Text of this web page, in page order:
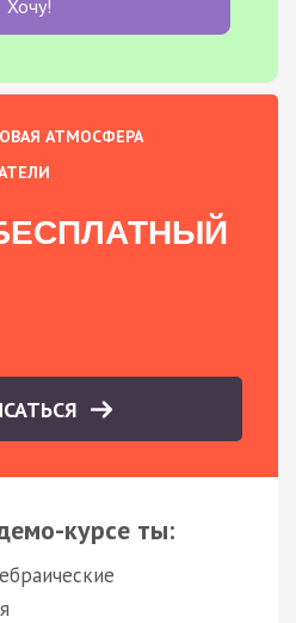
Хочу!
АТМОСФЕРА
курсе ты: